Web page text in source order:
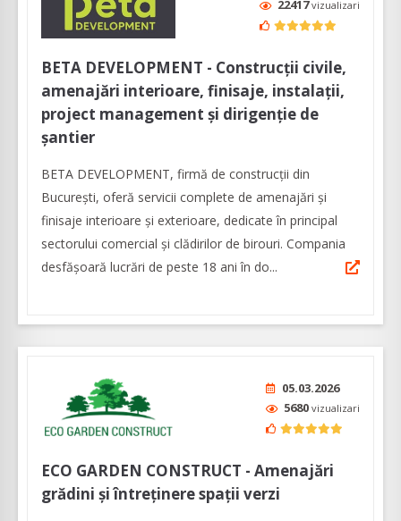
22417vizualizari
BETA DEVELOPMENT - Construcții civile,
amenajări interioare, finisaje, instalații,
project management și dirigenție de
șantier
BETA DEVELOPMENT, firmă de construcții din
București, oferă servicii complete de amenajări și
finisaje interioare și exterioare, dedicate în principal
sectorului comercial și clădirilor de birouri. Compania
desfășoară lucrări de peste 18 ani în do...
05.03.2026
5680 vizualizari
ECO GARDEN CONSTRUCT - Amenajări
grădini și întreținere spații verzi